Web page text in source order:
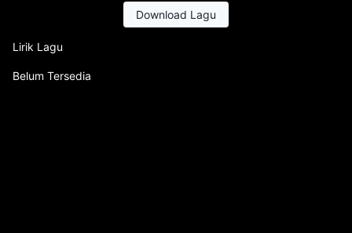
Download Lagu
Lirik Lagu
Belum Tersedia